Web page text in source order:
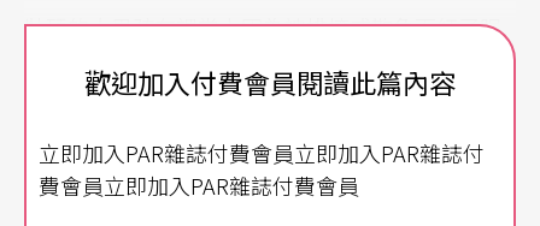
壯碩的大男孩在課堂上因為被排擠或欺負而紅了眼
因為他氣質上的不同，我對他也多了一份好奇。有
一次透過拍紀錄片的訪談，我問他為什麼會來到慈
歡迎加入付費會員閱讀此篇內容
立即加入PAR雜誌付費會員立即加入PAR雜誌付
費會員立即加入PAR雜誌付費會員